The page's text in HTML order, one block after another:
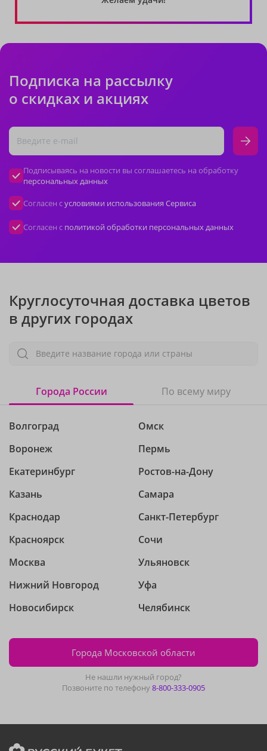
Подписка на рассылку
о скидках и акциях
Подписываясь на новости вы соглашаетесь на обработку
персональных данных
Согласен сусловиями использования Сервиса
Согласен с политикой обработки персональных данных
Круглосуточная доставка цветов
в других городах
Введите название города или страны
Города России По всему миру
Волгоград
Воронеж
Екатеринбург
Казань
Краснодар
Красноярск
Москва
Нижний Новгород
Новосибирск
Омск
Пермь
Ростов-на-Дону
Самара
Санкт-Петербург
Сочи
Ульяновск
Уфа
Челябинск
Города Московской области
Не нашли нужный город?
Позвоните по телефону8-800-333-0905